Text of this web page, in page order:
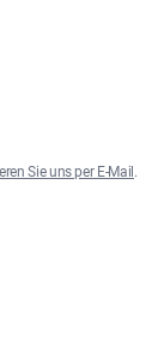
Sie uns per E-Mail .